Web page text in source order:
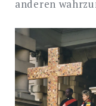
anderen